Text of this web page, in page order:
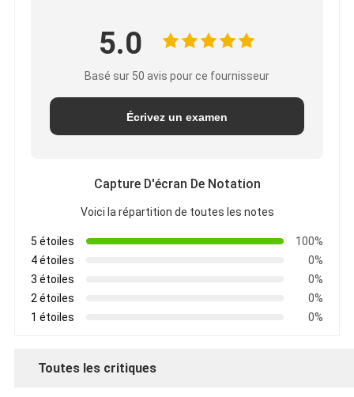
5.0
Basé sur 50 avis pour ce fournisseur
Écrivez un examen
Capture D'écran De Notation
Voici la répartition de toutes les notes
5 étoiles
100%
4 étoiles
0%
3 étoiles
0%
2 étoiles
0%
1 étoiles
0%
Toutes les critiques